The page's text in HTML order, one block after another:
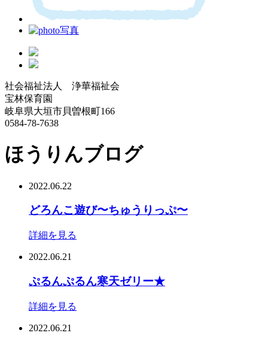
社会福祉法人 浄華福祉会
宝林保育園
岐阜県大垣市貝曽根町166
0584-78-7638
ほうりんブログ
2022.06.22
どろんこ遊び〜ちゅうりっぷ〜
詳細を見る
2022.06.21
ぷるんぷるん寒天ゼリー★
詳細を見る
2022.06.21